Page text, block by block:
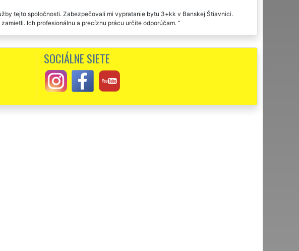
tejto spoločnosti. Zabezpečovali mi vypratanie bytu 3+kk v Banskej Štiavnici.
Ich profesionálnu a precíznu prácu určite odporúčam.
SOCIÁLNE SIETE